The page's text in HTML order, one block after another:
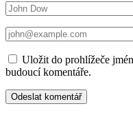
Uložit do prohlížeče
budoucí komentáře.